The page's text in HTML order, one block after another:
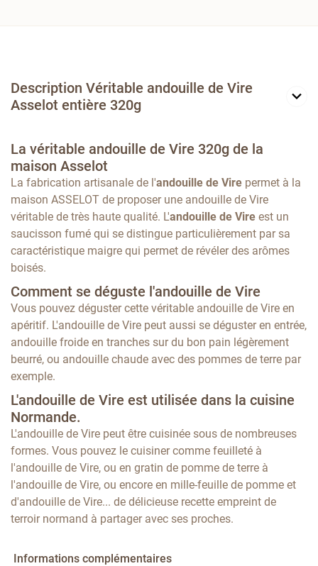
Description Véritable andouille de Vire
Asselot entière 320g
La véritable andouille de Vire 320g de la
maison Asselot
La fabrication artisanale de l'andouille de Vire permet à la
maison ASSELOT de proposer une andouille de Vire
véritable de très haute qualité. L'andouille de Vire est un
saucisson fumé qui se distingue particulièrement par sa
caractéristique maigre qui permet de révéler des arômes
boisés.
Comment se déguste l'andouille de Vire
Vous pouvez déguster cette véritable andouille de Vire en
apéritif. L'andouille de Vire peut aussi se déguster en entrée,
andouille froide en tranches sur du bon pain légèrement
beurré, ou andouille chaude avec des pommes de terre par
exemple.
L'andouille de Vire est utilisée dans la cuisine
Normande.
L'andouille de Vire peut être cuisinée sous de nombreuses
formes. Vous pouvez le cuisiner comme feuilleté à
l'andouille de Vire, ou en gratin de pomme de terre à
l'andouille de Vire, ou encore en mille-feuille de pomme et
d'andouille de Vire... de délicieuse recette empreint de
terroir normand à partager avec ses proches.
Informations complémentaires